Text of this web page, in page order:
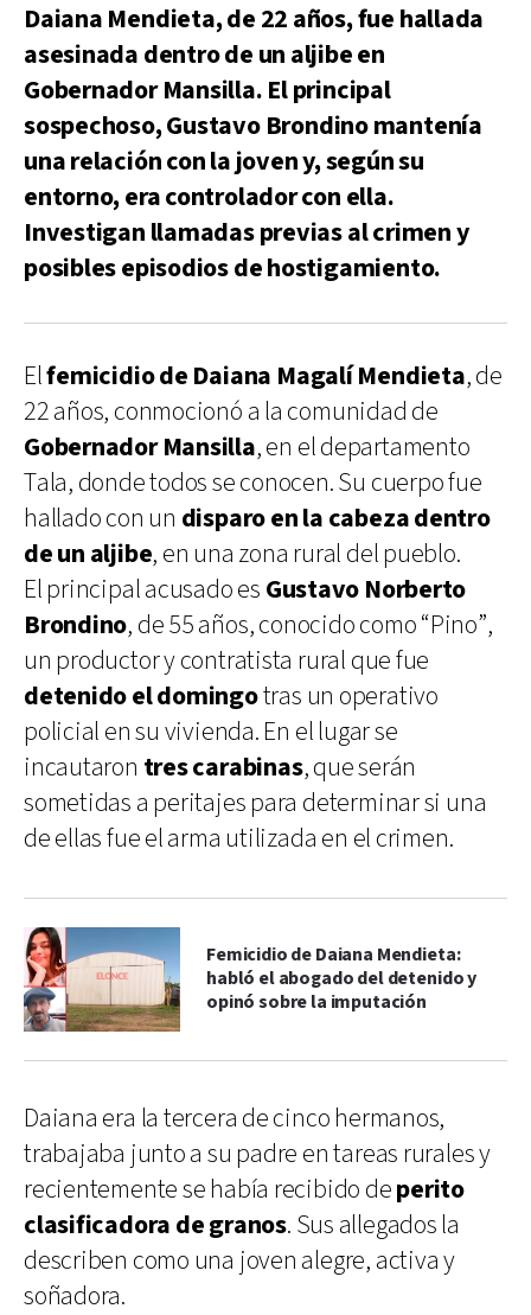
Daiana Mendieta, de 22 años, fue hallada
asesinada dentro de un aljibe en
Gobernador Mansilla. El principal
sospechoso, Gustavo Brondino mantenía
una relación con la joven y, según su
entorno, era controlador con ella.
Investigan llamadas previas al crimen y
posibles episodios de hostigamiento.
Elfemicidio de Daiana Magalí Mendieta, de
22 años, conmocionó a la comunidad de
Gobernador Mansilla, en el departamento
Tala, donde todos se conocen. Su cuerpo fue
hallado con un disparo en la cabeza dentro
de un aljibe, en una zona rural del pueblo.
El principal acusado es Gustavo Norberto
Brondino, de 55 años, conocido como “Pino”,
un productor y contratista rural que fue
detenido el domingotras un operativo
policial en su vivienda. En el lugar se
incautaron tres carabinas, que serán
sometidas a peritajes para determinar si una
de ellas fue el arma utilizada en el crimen.
Femicidio de Daiana Mendieta:
habló el abogado del detenido y
opinó sobre la imputación
Daiana era la tercera de cinco hermanos,
trabajaba junto a su padre en tareas rurales y
recientemente se había recibido deperito
clasificadora de granos. Sus allegados la
describen como una joven alegre, activa y
soñadora.